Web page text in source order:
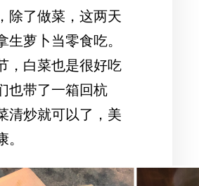
除了做菜，这两天
生萝卜当零食吃。
，白菜也是很好吃
也带了一箱回杭
清炒就可以了，美
。